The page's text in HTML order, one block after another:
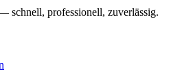
schnell, professionell, zuverlässig.